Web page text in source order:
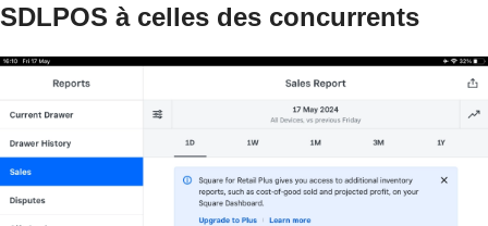
SDLPOS à celles des concurrents